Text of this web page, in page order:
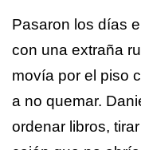
Pasaron los días
con una extraña
movía por el piso
a no quemar.
ordenar libros,